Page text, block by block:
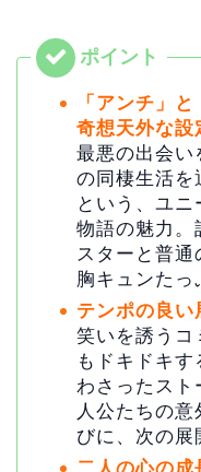
「アンチ」
奇想天外な設
最悪の出会い
の同棲生活を
という、ユ
物語の魅力。
スターと普通
胸キュンたっ
テンポの良い
笑いを誘うコ
もドキドキ
わさったスト
人公たちの
びに、次の展